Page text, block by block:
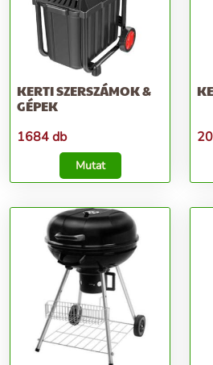
KERTI SZERSZÁMOK &
GÉPEK
1684 db
Mutat